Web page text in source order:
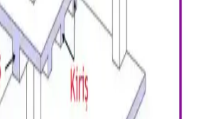
Nedenleri ve Etkili Çözüm
İnceleme
dış cephe çatlakları, tesisat sorunları
kaynaklanır. Termal kamera ve
sorun tespit edilip, etkili çözümler